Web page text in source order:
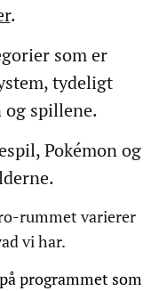
.
som er
tydeligt
og spillene.
Pokémon og
rummet varierer
vi har.
programmet som